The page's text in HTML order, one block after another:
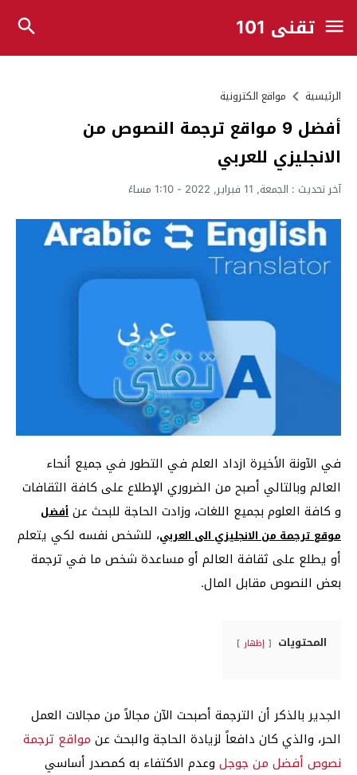
تقني 101
الرئيسية مواقع الكترونية
أفضل 9 مواقع ترجمة النصوص من
الانجليزي للعربي
آخر تحديث : الجمعة, 11 فبراير, 2022 - 1:10 مساءً
في الآونة الأخيرة ازداد العلم في التطور في جميع أنحاء
العالم وبالتالي أصبح من الضروري الإطلاع على كافة الثقافات
و كافة العلوم بجميع اللغات، وزادت الحاجة للبحث عن أفضل
موقع ترجمة من الانجليزي الى العربي، للشخص نفسه لكي يتعلم
أو يطلع على ثقافة العالم أو مساعدة شخص ما في ترجمة
بعض النصوص مقابل المال.
المحتويات إظهار
الجدير بالذكر أن الترجمة أصبحت الآن مجالاً من مجالات العمل
الحر، والذي كان دافعاً لزيادة الحاجة والبحث عن مواقع ترجمة
نصوص أفضل من جوجل وعدم الاكتفاء به كمصدر أساسي